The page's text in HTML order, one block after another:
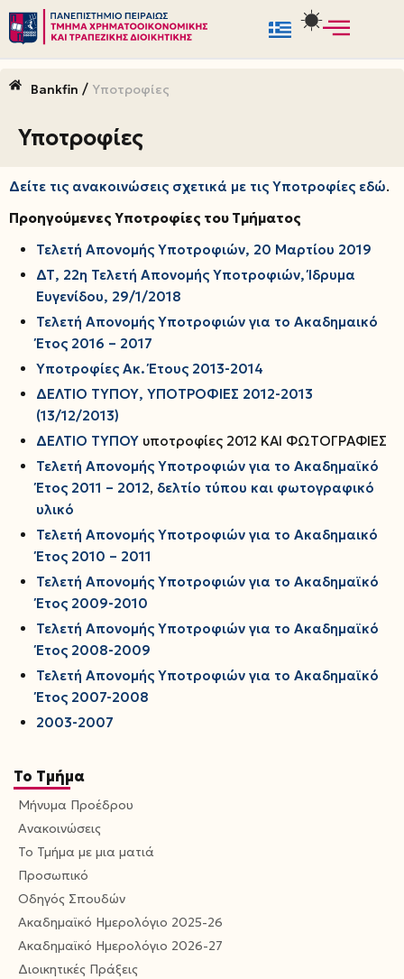
Μεταπηδήστε
περιεχόμενο
Bankfin / Υποτροφίες
Υποτροφίες
Δείτε τις ανακοινώσεις σχετικά με τις Υποτροφίες εδώ.
Προηγούμενες Υποτροφίες του Τμήματος
Τελετή Απονομής Υποτροφιών, 20 Μαρτίου 2019
ΔΤ, 22η Τελετή Απονομής Υποτροφιών, Ίδρυμα
Ευγενίδου, 29/1/2018
Τελετή Απονομής Υποτροφιών για το Ακαδημαικό
Έτος 2016 – 2017
Υποτροφίες Ακ. Έτους 2013-2014
ΔΕΛΤΙΟ ΤΥΠΟΥ, ΥΠΟΤΡΟΦΙΕΣ 2012-2013
(13/12/2013)
ΔΕΛΤΙΟ ΤΥΠΟΥ υποτροφίες 2012 ΚΑΙ ΦΩΤΟΓΡΑΦΙΕΣ
Τελετή Απονομής Υποτροφιών για το Ακαδημαϊκό
Έτος 2011 – 2012, δελτίο τύπου και φωτογραφικό
υλικό
Τελετή Απονομής Υποτροφιών για το Ακαδημαικό
Έτος 2010 – 2011
Τελετή Απονομής Υποτροφιών για το Ακαδημαϊκό
Έτος 2009-2010
Τελετή Απονομής Υποτροφιών για το Ακαδημαϊκό
Έτος 2008-2009
Τελετή Απονομής Υποτροφιών για το Ακαδημαϊκό
Έτος 2007-2008
2003-2007
Το Τμήμα
Μήνυμα Προέδρου
Ανακοινώσεις
Το Τμήμα με μια ματιά
Προσωπικό
Οδηγός Σπουδών
Ακαδημαϊκό Ημερολόγιο 2025-26
Ακαδημαϊκό Ημερολόγιο 2026-27
Διοικητικές Πράξεις